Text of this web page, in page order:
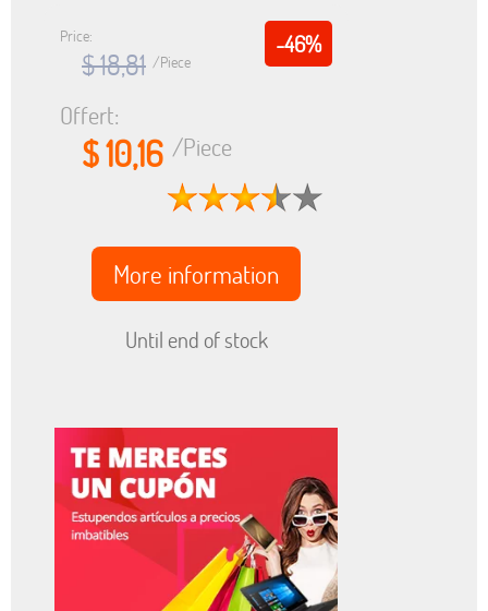
-46%
Price:
$ 18,81 /Piece
Offert:
$ 10,16 /Piece
More information
Until end of stock